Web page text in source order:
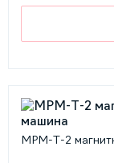
MPM-Т-2